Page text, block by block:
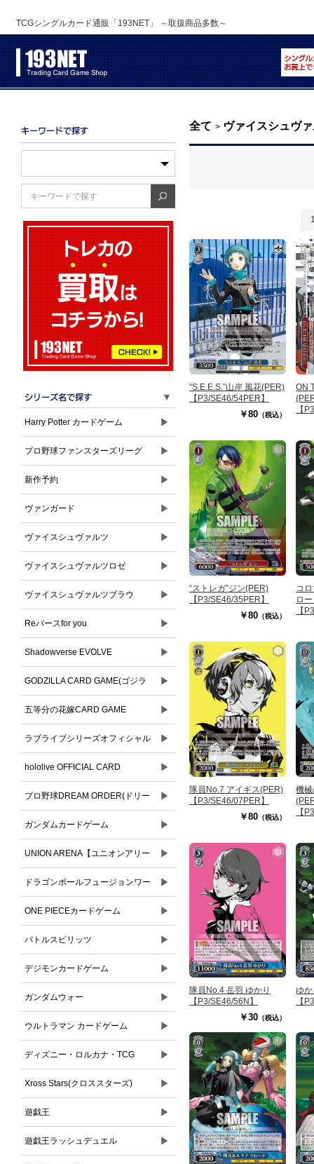
TCGシングルカード通販「193NET」 ～取扱商品多数～
▼
Harry Potter カードゲーム ▶
プロ野球ファンスターズリーグ ▶
新作予約 ▶
ヴァンガード ▶
ヴァイスシュヴァルツ ▶
ヴァイスシュヴァルツロゼ ▶
ヴァイスシュヴァルツブラウ ▶
Reバースfor you ▶
Shadowverse EVOLVE ▶
GODZILLA CARD GAME(ゴジラ
カードゲーム)
▶
五等分の花嫁CARD GAME ▶
ラブライブシリーズオフィシャル
カードゲーム
▶
hololive OFFICIAL CARD
GAME(ホロライブオフィシャルカ
ードゲーム)
▶
プロ野球DREAM ORDER(ドリー
ムオーダー)
▶
ガンダムカードゲーム ▶
UNION ARENA【ユニオンアリー
ナ】
▶
ドラゴンボールフュージョンワー
ルド
▶
ONE PIECEカードゲーム ▶
バトルスピリッツ ▶
デジモンカードゲーム ▶
ガンダムウォー ▶
ウルトラマン カードゲーム ▶
ディズニー・ロルカナ・TCG ▶
Xross Stars(クロススターズ) ▶
遊戯王 ▶
遊戯王ラッシュデュエル ▶
全て > ヴァイスシュヴ
“S.E.E.S.”山岸 風花(PER)
【P3/SE46/54PER】
￥80 （税込）
ON
【
“ストレガ”ジン(PER)
【P3/SE46/35PER】
￥80 （税込）
コ
ロ
【
隊員No.7 アイギス(PER)
【P3/SE46/07PER】
￥80 （税込）
機
【
隊員No.4 岳羽 ゆかり
【P3/SE46/56N】
￥30 （税込）
ゆ
【